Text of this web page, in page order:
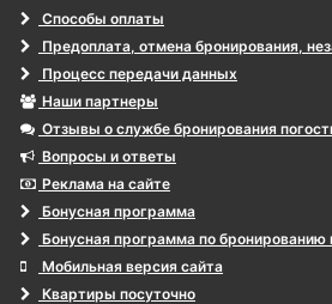
Способы оплаты
Предоплата, отмена бронирования,
Процесс передачи данных
Наши партнеры
Отзывы о службе бронирования
Вопросы и ответы
Реклама на сайте
Бонусная программа
Бонусная программа по бронированию
Мобильная версия сайта
Квартиры посуточно